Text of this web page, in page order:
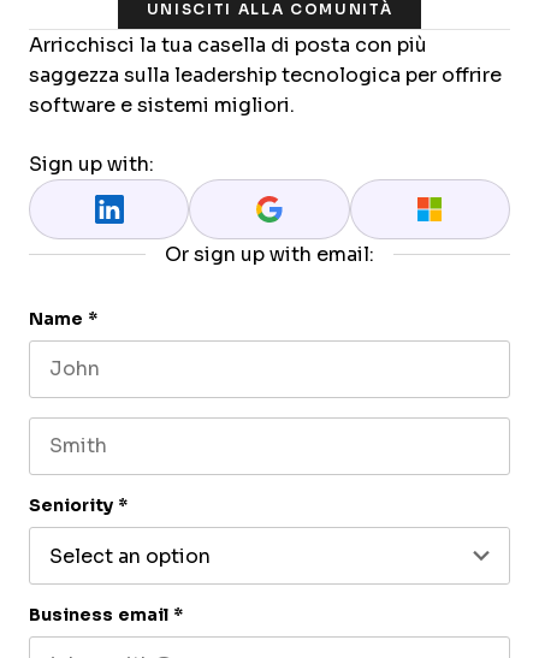
UNISCITI ALLA COMUNITÀ
Arricchisci la tua casella di posta con più
saggezza sulla leadership tecnologica per offrire
software e sistemi migliori.
Sign up with:
Or sign up with email:
Name *
Seniority *
Business email *